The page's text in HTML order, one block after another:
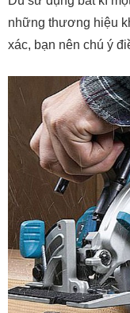
những thương hiệu
xác, bạn nên chú ý